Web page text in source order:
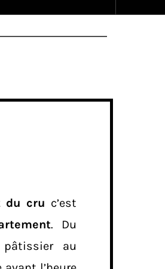
du cru c’est
. Du
au